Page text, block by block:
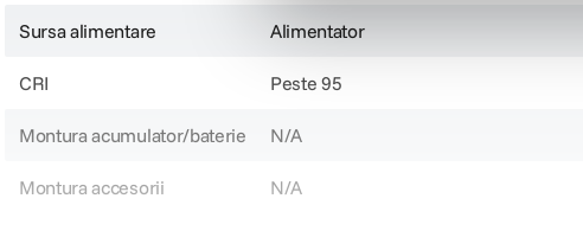
Sursa alimentare Alimentator
CRI Peste 95
Montura acumulator/baterie N/A
Montura accesorii N/A